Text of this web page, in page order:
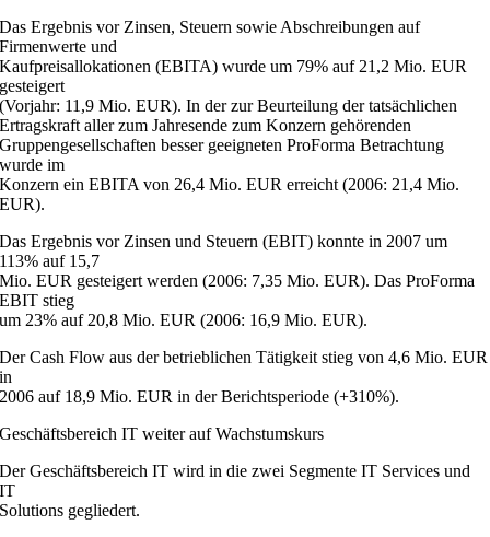
Das Ergebnis vor Zinsen, Steuern sowie Abschreibungen auf
Firmenwerte und
Kaufpreisallokationen (EBITA) wurde um 79% auf 21,2 Mio. EUR
gesteigert
(Vorjahr: 11,9 Mio. EUR). In der zur Beurteilung der tatsächlichen
Ertragskraft aller zum Jahresende zum Konzern gehörenden
Gruppengesellschaften besser geeigneten ProForma Betrachtung
wurde im
Konzern ein EBITA von 26,4 Mio. EUR erreicht (2006: 21,4 Mio.
EUR).
Das Ergebnis vor Zinsen und Steuern (EBIT) konnte in 2007 um
113% auf 15,7
Mio. EUR gesteigert werden (2006: 7,35 Mio. EUR). Das ProForma
EBIT stieg
um 23% auf 20,8 Mio. EUR (2006: 16,9 Mio. EUR).
Der Cash Flow aus der betrieblichen Tätigkeit stieg von 4,6 Mio. EUR
in
2006 auf 18,9 Mio. EUR in der Berichtsperiode (+310%).
Geschäftsbereich IT weiter auf Wachstumskurs
Der Geschäftsbereich IT wird in die zwei Segmente IT Services und
IT
Solutions gegliedert.